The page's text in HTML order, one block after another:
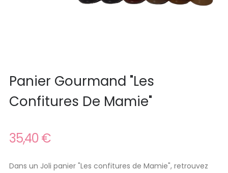
Panier Gourmand "Les
Confitures De Mamie"
35,40 €
Dans un Joli panier "Les confitures de Mamie", retrouvez